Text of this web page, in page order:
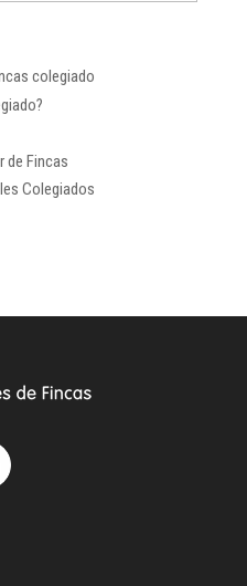
colegiado
de Fincas
Colegiados